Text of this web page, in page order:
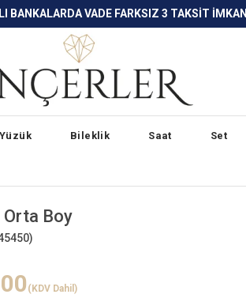
FARKSIZ 3 TAKSİT İMKANI
Yüzük Bileklik Saat Set
Orta Boy
(KDV Dahil)